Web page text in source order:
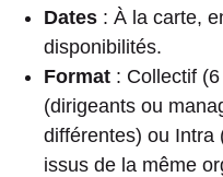
Dates : À la carte,
disponibilités.
Format : Collectif
(dirigeants ou
différentes) ou Intra
issus de la même